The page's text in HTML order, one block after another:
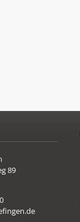
89